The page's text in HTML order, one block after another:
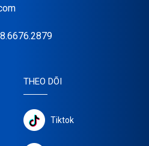
THEO DÕI
Tiktok